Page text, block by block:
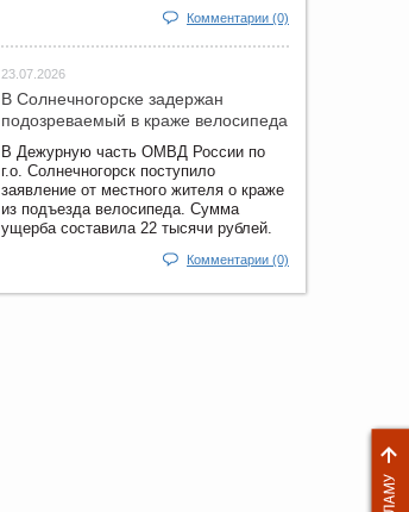
Комментарии (0)
23.07.2026
В Солнечногорске задержан
подозреваемый в краже велосипеда
В Дежурную часть ОМВД России по
г.о. Солнечногорск поступило
заявление от местного жителя о краже
из подъезда велосипеда. Сумма
ущерба составила 22 тысячи рублей.
Комментарии (0)